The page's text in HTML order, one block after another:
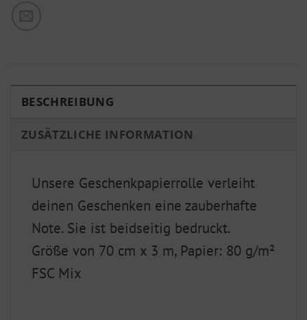
BESCHREIBUNG
ZUSÄTZLICHE INFORMATION
Unsere Geschenkpapierrolle verleiht
deinen Geschenken eine zauberhafte
Note. Sie ist beidseitig bedruckt.
Größe von 70 cm x 3 m, Papier: 80 g/m²
FSC Mix